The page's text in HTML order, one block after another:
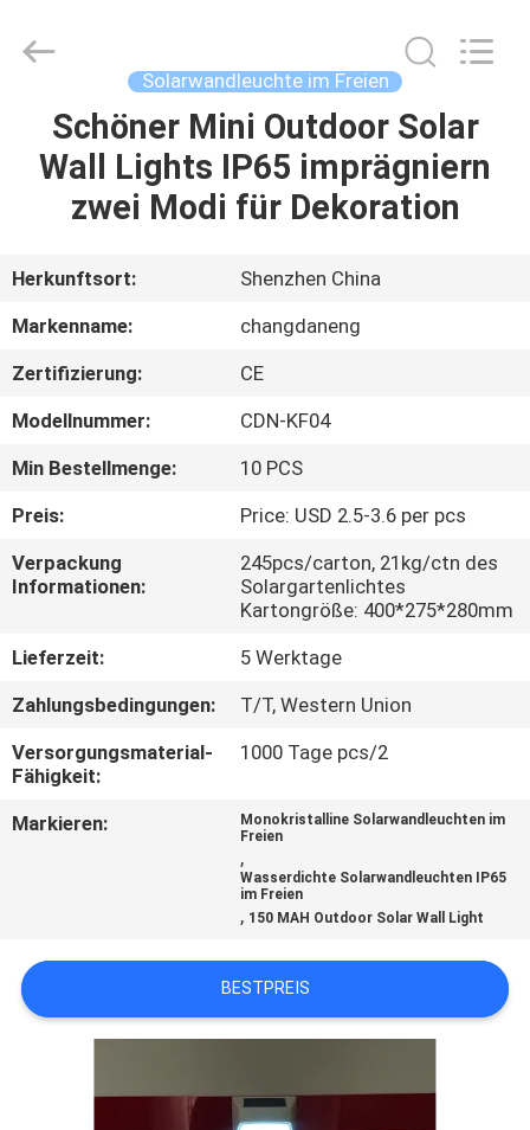
HEIM
PRODUKTE
ÜBER
UNS
FABRIK-
TOUR
QUALITÄTSKONTROLLE
KONTAKTIERE
NACHRICHTEN
FÄLLE
ANGEBOT
AN
ONLINE
Ltd..
Solarwandleuchte im Freien
Schöner Mini Outdoor Solar
Wall Lights IP65 imprägniern
zwei Modi für Dekoration
Herkunftsort:
Shenzhen China
Markenname:
changdaneng
Zertifizierung:
CE
Modellnummer:
CDN-KF04
Min Bestellmenge:
10 PCS
Preis:
Price: USD 2.5-3.6 per pcs
Verpackung
Informationen:
245pcs/carton, 21kg/ctn des
Solargartenlichtes
Kartongröße: 400*275*280mm
Lieferzeit:
5 Werktage
Zahlungsbedingungen:
T/T, Western Union
Versorgungsmaterial-
Fähigkeit:
1000 Tage pcs/2
Markieren:
Monokristalline Solarwandleuchten im
Freien
,
Wasserdichte Solarwandleuchten IP65
im Freien
, 150 MAH Outdoor Solar Wall Light
BESTPREIS